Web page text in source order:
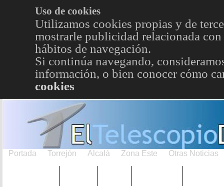
Uso de cookies
Utilizamos cookies propias y de
mostrarle publicidad relacionada
hábitos de navegación.
Si continúa navegando,
información, o bien conocer cómo
cookies
Portada Torrejón Alcalá Zona Este Otras Noticias